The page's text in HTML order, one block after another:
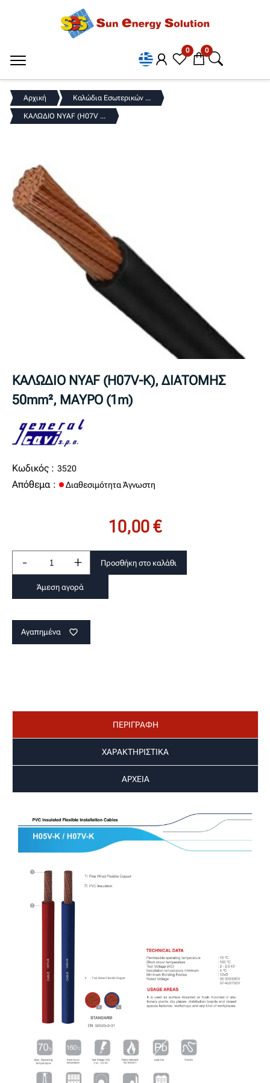
0 0
Αρχική Καλώδια Εσωτερικών ...
ΚΑΛΩΔΙΟ NYAF (H07V ...
ΚΑΛΩΔΙΟ NYAF (H07V-K), ΔΙΑΤΟΜΗΣ
50mm², ΜΑΥΡΟ (1m)
Κωδικός : 3520
Απόθεμα : Διαθεσιμότητα Άγνωστη
10,00 €
- + Προσθήκη στο καλάθι
Άμεση αγορά
Αγαπημένα favorite_border
ΠΕΡΙΓΡΑΦΗ
ΧΑΡΑΚΤΗΡΙΣΤΙΚΑ
ΑΡΧΕΙΑ